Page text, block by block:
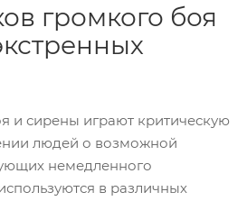
громкого боя
и сирены играют критическую
людей о возможной
немедленного
в различных